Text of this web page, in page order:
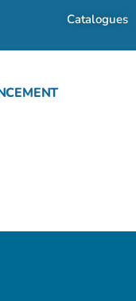
Catalogues